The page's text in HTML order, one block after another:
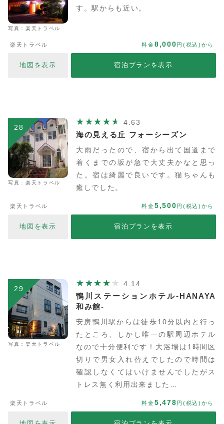
写真：楽天トラベル
す。駅からも近い。
楽天トラベル 料金8,000円(税込)から
地図を表示 宿泊プランを表示
28
写真：楽天トラベル
4.63
海の見える丘 フォーシーズン
大雨だったので、宿から出て国道まで
着くまでの坂が急で大丈夫かなと思っ
た。宿は綺麗で良いです。猫ちゃんも
癒しでした。
楽天トラベル 料金5,500円(税込)から
地図を表示 宿泊プランを表示
29
写真：楽天トラベル
4.14
鴨川ステーションホテル-HANAYA
和み館-
安房鴨川駅からは徒歩10分以内と行っ
たところ、しかし唯一の駅周辺ホテル
なので十分便利です！大浴場は1時間区
切りで男女入れ替えでしたので時間は
確認しなくてはいけませんでしたがス
トレス無く利用出来ました…
楽天トラベル 料金5,478円(税込)から